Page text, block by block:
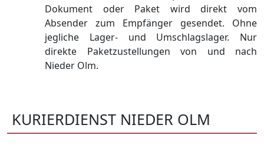
Dokument oder Paket wird direkt vom
Absender zum Empfänger gesendet. Ohne
jegliche Lager- und Umschlagslager. Nur
direkte Paketzustellungen von und nach
Nieder Olm.
KURIERDIENST NIEDER OLM